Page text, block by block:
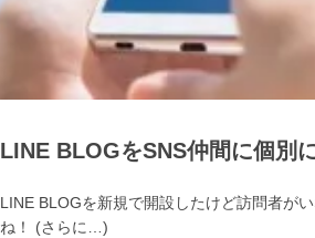
LINE BLOGをSNS仲間に個別
LINE BLOGを新規で開設したけど訪問者が
ね！ (さらに…)